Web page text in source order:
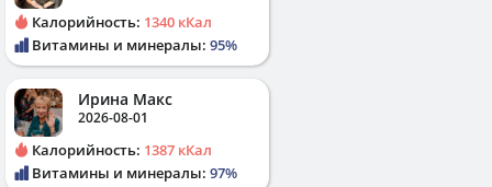
Калорийность: 1340 кКал
Витамины и минералы: 95%
Ирина Макс
2026-08-01
Калорийность: 1387 кКал
Витамины и минералы: 97%